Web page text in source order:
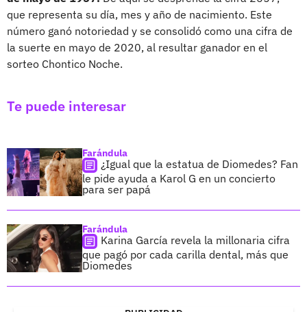
que representa su día, mes y año de nacimiento. Este
número ganó notoriedad y se consolidó como una cifra de
la suerte en mayo de 2020, al resultar ganador en el
sorteo Chontico Noche.
Te puede interesar
Farándula
¿Igual que la estatua de Diomedes? Fan
le pide ayuda a Karol G en un concierto
para ser papá
Farándula
Karina García revela la millonaria cifra
que pagó por cada carilla dental, más que
Diomedes